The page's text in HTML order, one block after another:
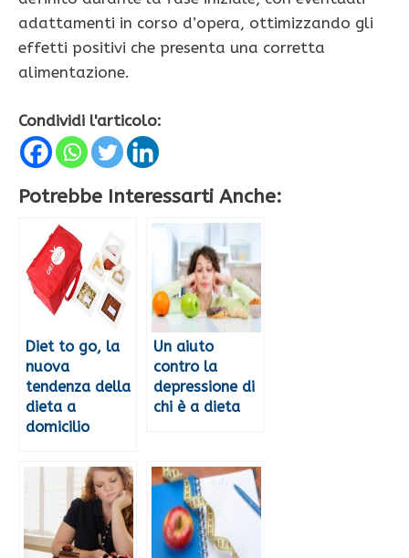
adattamenti in corso d’opera, ottimizzando gli
effetti positivi che presenta una corretta
alimentazione.
Condividi l'articolo:
Potrebbe Interessarti Anche:
Diet to go, la
nuova
tendenza della
dieta a
domicilio
Un aiuto
contro la
depressione di
chi è a dieta